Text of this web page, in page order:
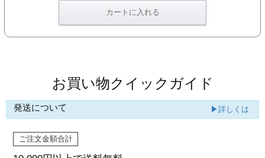
お買い物クイックガイド
発送について ▶詳しくは
ご注文金額合計